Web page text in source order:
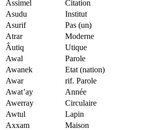
Assimel
Citation
Asudu
Institut
Asurif
Pas (un)
Atrar
Moderne
Âutiq
Utique
Awal
Parole
Awanek
Etat (nation)
Awar
rif. Parole
Awat’ay
Année
Awerray
Circulaire
Awtul
Lapin
Axxam
Maison